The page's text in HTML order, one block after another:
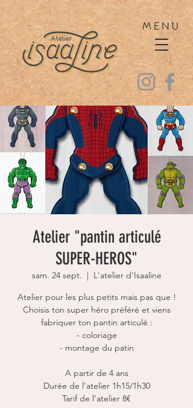
MENU
Atelier "pantin articulé
SUPER-HEROS"
sam. 24 sept.
  |
L'atelier d'Isaaline
Atelier pour les plus petits mais pas que !
Choisis ton super héro préféré et viens
fabriquer ton pantin articulé :
- coloriage
- montage du patin
A partir de 4 ans
Durée de l'atelier 1h15/1h30
Tarif de l'atelier 8€